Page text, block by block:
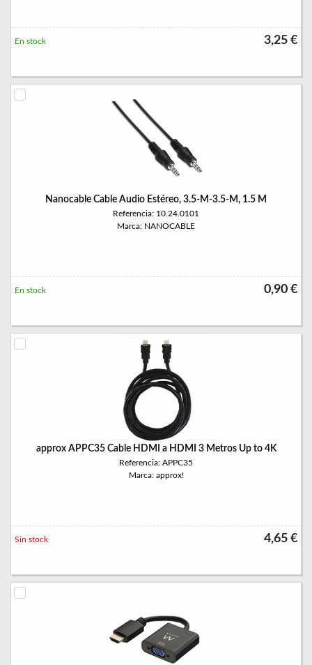
3,25 €
En stock
Nanocable Cable Audio Estéreo, 3.5-M-3.5-M, 1.5 M
Referencia: 10.24.0101
Marca: NANOCABLE
0,90 €
En stock
approx APPC35 Cable HDMI a HDMI 3 Metros Up to 4K
Referencia: APPC35
Marca: approx!
4,65 €
Sin stock